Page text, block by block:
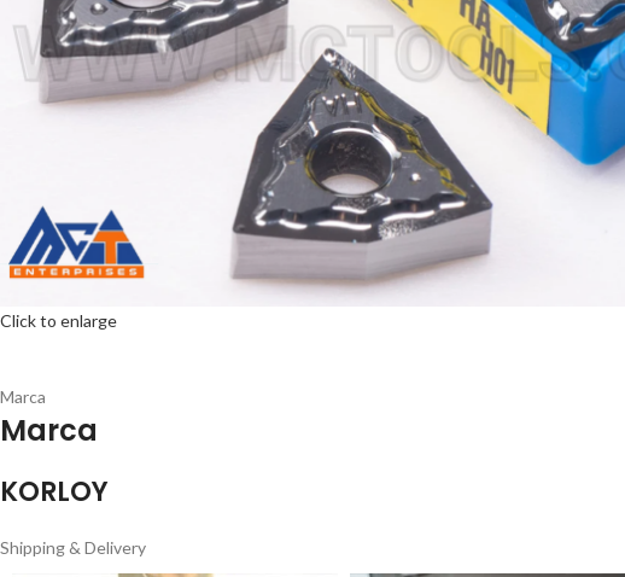
Click to enlarge
Marca
Marca
KORLOY
Shipping & Delivery